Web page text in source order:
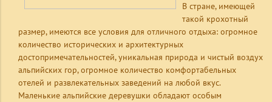
В стране, имеющей
такой крохотный
размер, имеются все условия для отличного отдыха: огромное
количество исторических и архитектурных
достопримечательностей, уникальная природа и чистый воздух
альпийских гор, огромное количество комфортабельных
отелей и развлекательных заведений на любой вкус.
Маленькие альпийские деревушки обладают особым